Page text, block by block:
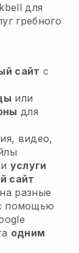
для
гребного
сайт с
или
для
видео,
услуги
сайт
разные
помощью
одним